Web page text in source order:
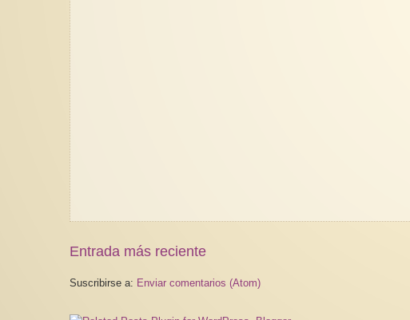
Entrada más reciente
Suscribirse a: Enviar comentarios (Atom)